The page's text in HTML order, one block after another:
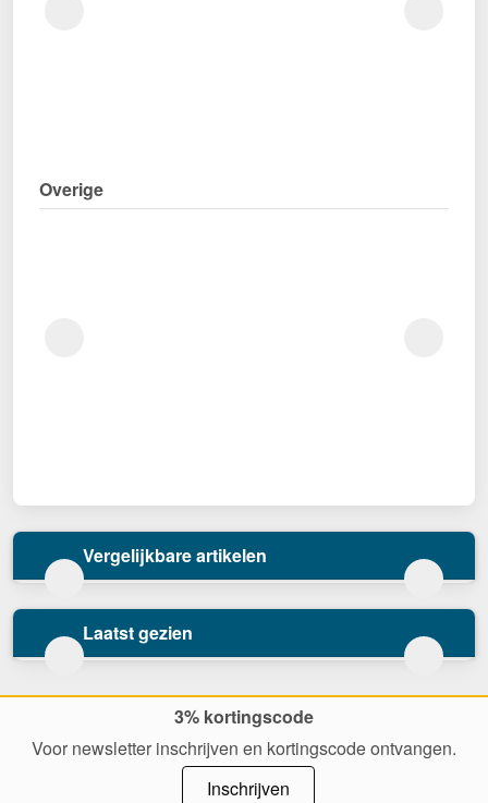
Overige
Vergelijkbare artikelen
Laatst gezien
3% kortingscode
Voor newsletter inschrijven en kortingscode ontvangen.
Inschrijven